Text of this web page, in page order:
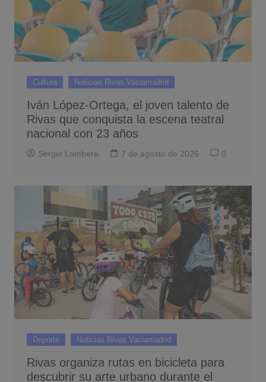
Cultura Noticias Rivas Vaciamadrid
Iván López-Ortega, el joven talento de
Rivas que conquista la escena teatral
nacional con 23 años
Sergio Lombera 7 de agosto de 2026 0
Deporte Noticias Rivas Vaciamadrid
Rivas organiza rutas en bicicleta para
descubrir su arte urbano durante el